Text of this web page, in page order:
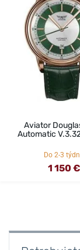
Aviator
Automatic
Do 2-3
1 150 €